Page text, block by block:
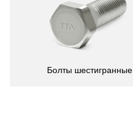
Болты шестигранные